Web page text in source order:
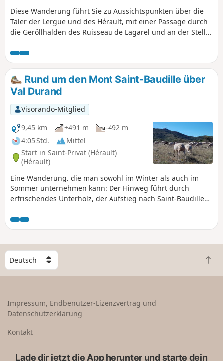
Diese Wanderung führt Sie zu Aussichtspunkten über die
Täler der Lergue und des Hérault, mit einer Passage durch
die Geröllhalden des Ruisseau de Lagarel und an der Stelle
Taschenlampe für die Durchquerung eines Tunnels und
eine Karte mit, da die Strecke nicht markiert ist. Die GPX-
Route wird ebenfalls sehr nützlich sein.
Rund um den Mont Saint-Baudille über
Val Durand
Visorando-Mitglied
9,45 km
+491 m
-492 m
4:05 Std.
Mittel
Start in Saint-Privat (Hérault)
(Hérault)
Eine Wanderung, die man sowohl im Winter als auch im
Sommer unternehmen kann: Der Hinweg führt durch
erfrischendes Unterholz, der Aufstieg nach Saint-Baudille
höchsten Punkte des Départements aus.
W
ä
h
e
n
Z
u
Impressum, Endbenutzer-Lizenzvertrag und
Datenschutzerklärung
Kontakt
Lade dir jetzt die App herunter und starte dein